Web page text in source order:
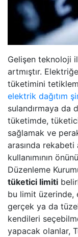
Gelişen teknoloji
artmıştır.
tüketimini
elektrik dağıtım
sulandırmaya da
tüketimde,
sağlamak ve
arasında
kullanımının
Düzenleme
tüketici limiti
bu limit
gerçek ya da tüzel
kendileri
yapacak olanlar,